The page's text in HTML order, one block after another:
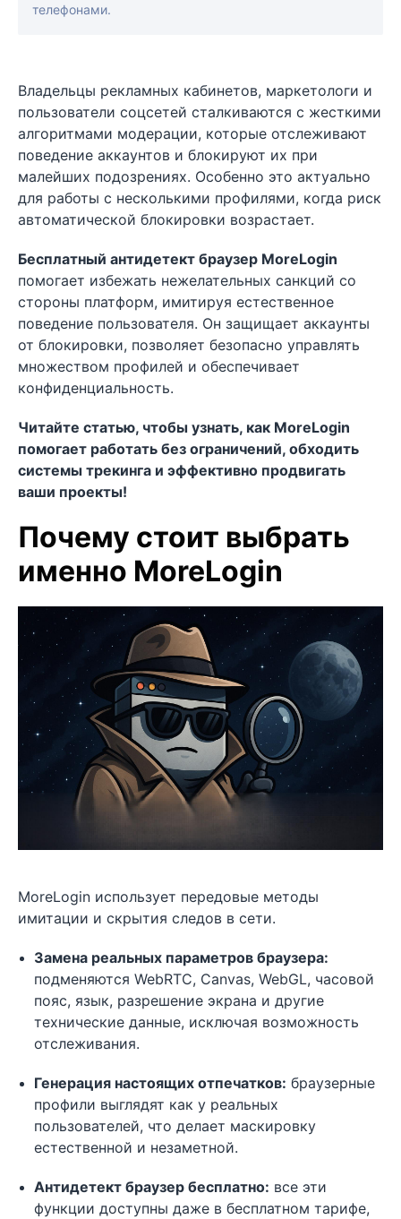
телефонами.
Владельцы рекламных кабинетов, маркетологи и
пользователи соцсетей сталкиваются с жесткими
алгоритмами модерации, которые отслеживают
поведение аккаунтов и блокируют их при
малейших подозрениях. Особенно это актуально
для работы с несколькими профилями, когда риск
автоматической блокировки возрастает.
Бесплатный антидетект браузер MoreLogin
помогает избежать нежелательных санкций со
стороны платформ, имитируя естественное
поведение пользователя. Он защищает аккаунты
от блокировки, позволяет безопасно управлять
множеством профилей и обеспечивает
конфиденциальность.
Читайте статью, чтобы узнать, как MoreLogin
помогает работать без ограничений, обходить
системы трекинга и эффективно продвигать
ваши проекты!
Почему стоит выбрать
именно MoreLogin
MoreLogin использует передовые методы
имитации и скрытия следов в сети.
Замена реальных параметров браузера:
подменяются WebRTC, Canvas, WebGL, часовой
пояс, язык, разрешение экрана и другие
технические данные, исключая возможность
отслеживания.
Генерация настоящих отпечатков: браузерные
профили выглядят как у реальных
пользователей, что делает маскировку
естественной и незаметной.
Антидетект браузер бесплатно: все эти
функции доступны даже в бесплатном тарифе,